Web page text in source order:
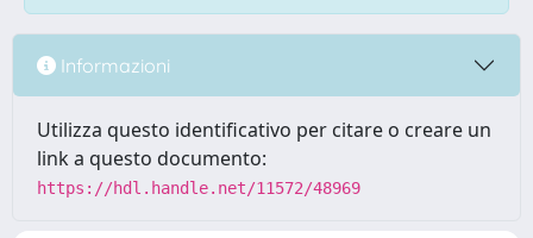
Informazioni
Utilizza questo identificativo per citare o creare un
link a questo documento:
https://hdl.handle.net/11572/48969